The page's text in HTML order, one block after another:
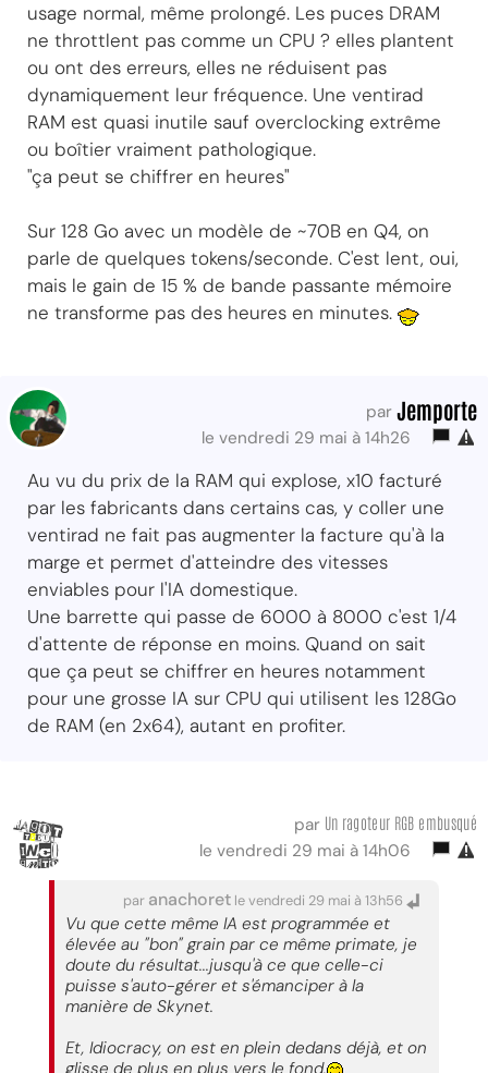
usage normal, même prolongé. Les puces DRAM
ne throttlent pas comme un CPU ? elles plantent
ou ont des erreurs, elles ne réduisent pas
dynamiquement leur fréquence. Une ventirad
RAM est quasi inutile sauf overclocking extrême
ou boîtier vraiment pathologique.
"ça peut se chiffrer en heures"
Sur 128 Go avec un modèle de ~70B en Q4, on
parle de quelques tokens/seconde. C'est lent, oui,
mais le gain de 15 % de bande passante mémoire
ne transforme pas des heures en minutes.
par Jemporte
le vendredi 29 mai à 14h26
Au vu du prix de la RAM qui explose, x10 facturé
par les fabricants dans certains cas, y coller une
ventirad ne fait pas augmenter la facture qu'à la
marge et permet d'atteindre des vitesses
enviables pour l'IA domestique.
Une barrette qui passe de 6000 à 8000 c'est 1/4
d'attente de réponse en moins. Quand on sait
que ça peut se chiffrer en heures notamment
pour une grosse IA sur CPU qui utilisent les 128Go
de RAM (en 2x64), autant en profiter.
par Un ragoteur RGB embusqué
le vendredi 29 mai à 14h06
par anachoret le vendredi 29 mai à 13h56
Vu que cette même IA est programmée et
élevée au "bon" grain par ce même primate, je
doute du résultat...jusqu'à ce que celle-ci
puisse s'auto-gérer et s'émanciper à la
manière de Skynet.
Et, Idiocracy, on est en plein dedans déjà, et on